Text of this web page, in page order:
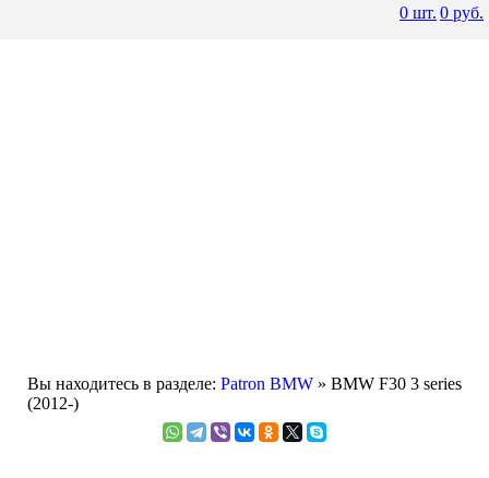
Вы находитесь в разделе: Patron BMW» BMW F30 3 series
(2012-)
0 шт. 0 руб.